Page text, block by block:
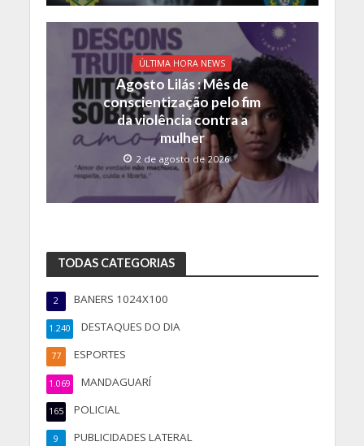
ÚLTIMA HORA NEWS
Agosto Lilás : Mês de
conscientização pelo fim
da violência contra a
mulher
2 de agosto de 2026
TODAS CATEGORIAS
BANERS 1024X100
2
DESTAQUES DO DIA
1.240
ESPORTES
77
MANDAGUARÍ
1.069
POLICIAL
165
PUBLICIDADES LATERAL
9